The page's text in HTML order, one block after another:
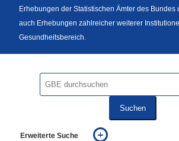
Erhebungen der Statistischen Ämter des Bundes
auch Erhebungen zahlreicher weiterer
Gesundheitsbereich.
Suchen
Erweiterte Suche